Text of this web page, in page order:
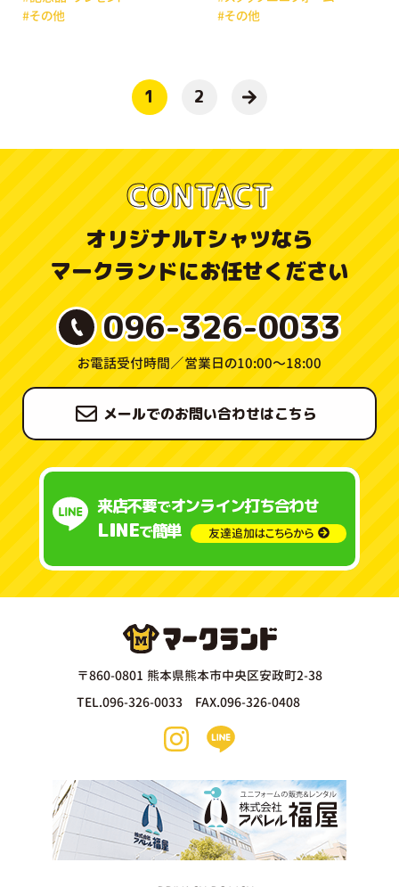
#その他
#その他
1 2
CONTACT
オリジナルTシャツなら
マークランドにお任せください
096-326-0033
お電話受付時間／営業日の10:00〜18:00
メールでのお問い合わせはこちら
来店不要でオンライン打ち合わせ
LINEで簡単 友達追加はこちらから
〒860-0801 熊本県熊本市中央区安政町2-38
TEL.096-326-0033 FAX.096-326-0408